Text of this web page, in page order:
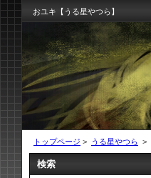
おユキ【うる星やつら】
検索
トップページ > うる星やつら >